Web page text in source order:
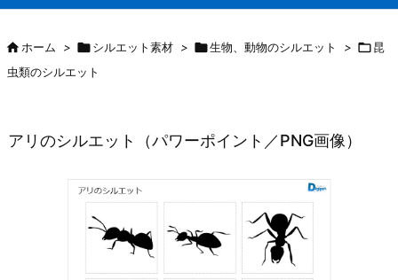


ホーム > シルエット素材 > 生物、動物のシルエット > 昆
虫類のシルエット
アリのシルエット（パワーポイント／PNG画像）